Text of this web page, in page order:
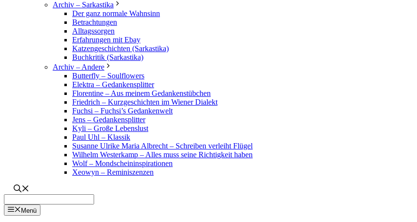
Archiv – Sarkastika
Der ganz normale Wahnsinn
Betrachtungen
Alltagssorgen
Erfahrungen mit Ebay
Katzengeschichten (Sarkastika)
Buchkritik (Sarkastika)
Archiv – Andere
Butterfly – Soulflowers
Elektra – Gedankensplitter
Florentine – Aus meinem Gedankenstübchen
Friedrich – Kurzgeschichten im Wiener Dialekt
Fuchsi – Fuchsi’s Gedankenwelt
Jens – Gedankensplitter
Kyli – Große Lebenslust
Paul Uhl – Klassik
Susanne Ulrike Maria Albrecht – Schreiben verleiht Flügel
Wilhelm Westerkamp – Alles muss seine Richtigkeit haben
Wolf – Mondscheininspirationen
Xeowyn – Reminiszenzen
Menü